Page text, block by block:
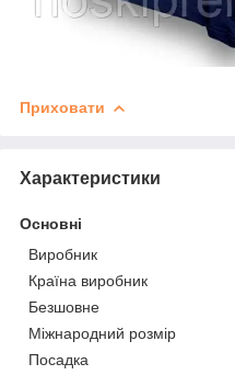
Приховати
Характеристики
Основні
Виробник
Країна виробник
Безшовне
Міжнародний розмір
Посадка